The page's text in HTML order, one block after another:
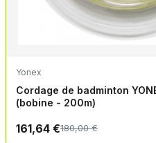
Yonex
Cordage de badminton
(bobine - 200m)
161,64 €180,00 €